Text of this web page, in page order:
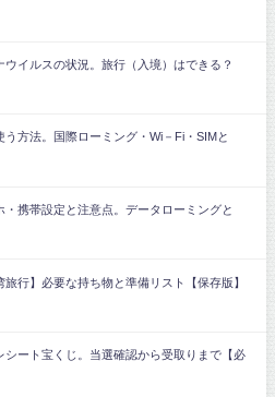
ウイルスの状況。旅行（入境）はできる？
う方法。国際ローミング・Wi－Fi・SIMと
・携帯設定と注意点。データローミングと
旅行】必要な持ち物と準備リスト【保存版】
シート宝くじ。当選確認から受取りまで【必